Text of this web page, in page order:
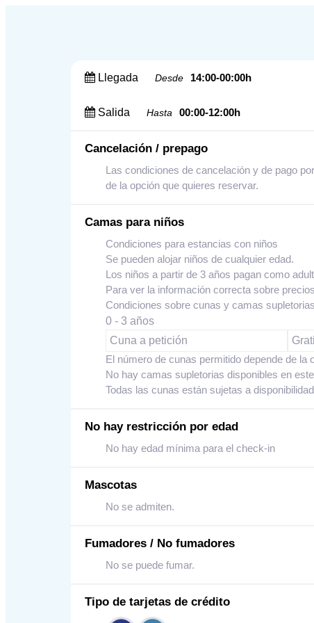
Llegada Desde 14:00-00:00h
Salida Hasta 00:00-12:00h
Cancelación / prepago
Las condiciones de cancelación y de pago
de la opción que quieres reservar.
Camas para niños
Condiciones para estancias con niños
Se pueden alojar niños de cualquier edad.
Los niños a partir de 3 años pagan como
Para ver la información correcta sobre
Condiciones sobre cunas y camas supletorias
0 - 3 años
Cuna a petición
El número de cunas permitido depende de
No hay camas supletorias disponibles en
Todas las cunas están sujetas a
No hay restricción por edad
No hay edad mínima para el check-in
Mascotas
No se admiten.
Fumadores / No fumadores
No se puede fumar.
Tipo de tarjetas de crédito